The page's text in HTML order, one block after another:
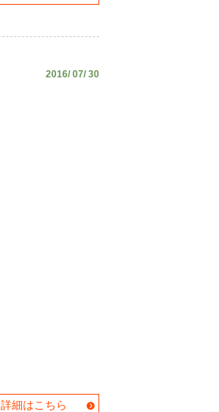
2016/ 07/ 30
詳細はこちら